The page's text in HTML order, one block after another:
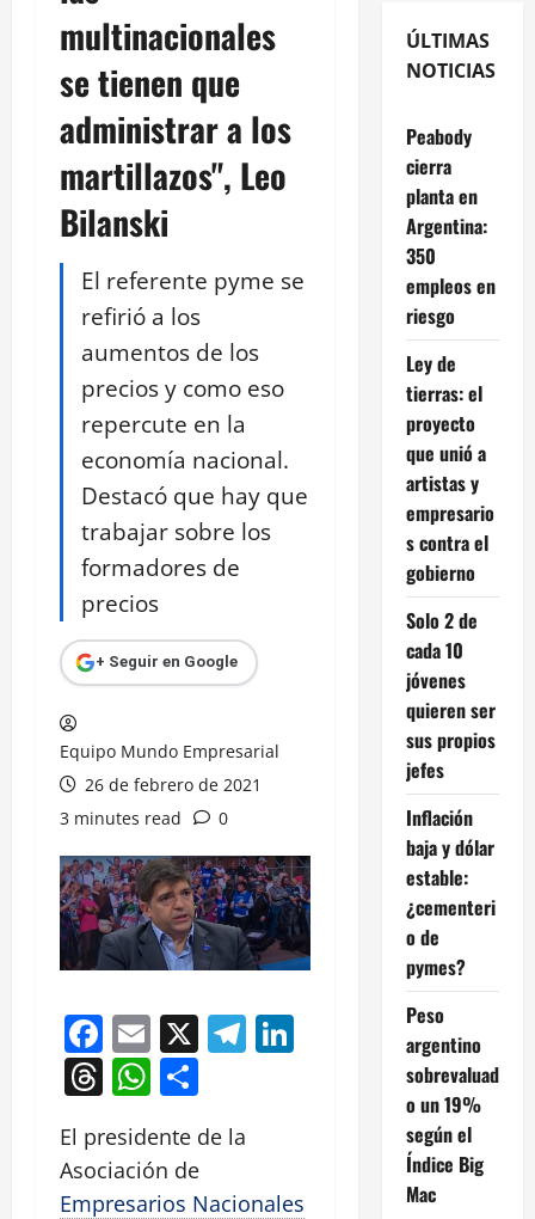
multinacionales
se tienen que
administrar a los
martillazos", Leo
Bilanski
El referente pyme se
refirió a los
aumentos de los
precios y como eso
repercute en la
economía nacional.
Destacó que hay que
trabajar sobre los
formadores de
precios
+ Seguir en Google
Equipo Mundo Empresarial
26 de febrero de 2021
3 minutes read
0
Facebook
Email
X Telegram
LinkedIn
Threads
WhatsApp
El presidente de la
Asociación de
Empresarios Nacionales
ÚLTIMAS
NOTICIAS
Peabody
cierra
planta en
Argentina:
350
empleos en
riesgo
Ley de
tierras: el
proyecto
que unió a
artistas y
empresario
s contra el
gobierno
Solo 2 de
cada 10
jóvenes
quieren ser
sus propios
jefes
Inflación
baja y dólar
estable:
¿cementeri
o de
pymes?
Peso
argentino
sobrevaluad
o un 19%
según el
Índice Big
Mac